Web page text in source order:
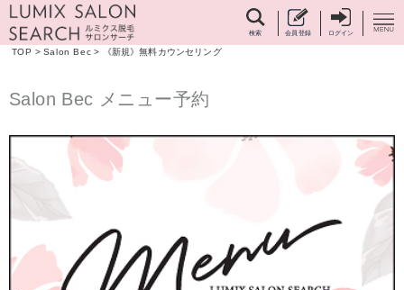
検索 会員登録 ログイン
TOP > Salon Bec > 《新規》無料カウンセリング
Salon Bec メニュー予約